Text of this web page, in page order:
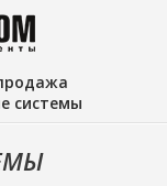
системы